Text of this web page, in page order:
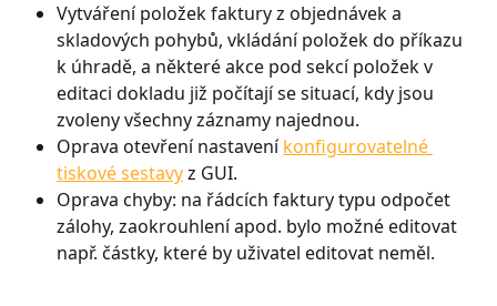
Vytváření položek faktury z objednávek a
skladových pohybů, vkládání položek do příkazu
k úhradě, a některé akce pod sekcí položek v
editaci dokladu již počítají se situací, kdy jsou
zvoleny všechny záznamy najednou.
Oprava otevření nastavení konfigurovatelné
tiskové sestavy z GUI.
Oprava chyby: na řádcích faktury typu odpočet
zálohy, zaokrouhlení apod. bylo možné editovat
např. částky, které by uživatel editovat neměl.